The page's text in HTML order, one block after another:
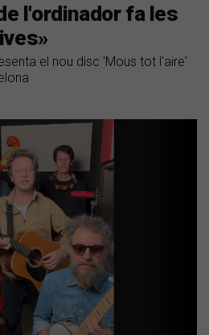
l'ordinador fa les
el nou disc 'Mous tot l'aire'